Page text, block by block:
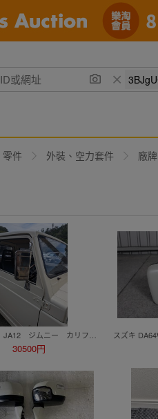
零件 外裝、空力套件 廠牌
30500円